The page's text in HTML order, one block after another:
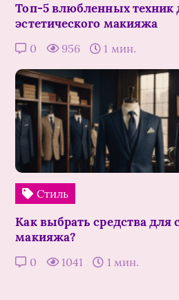
Топ-5 влюбленных техник
эстетического макияжа
0 956 1 мин.
Стиль
Как выбрать средства для
макияжа?
0 1041 1 мин.